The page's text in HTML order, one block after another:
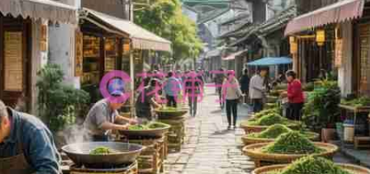
蜿蜒而上，两旁的茶园梯田像绿色的波浪层层铺开，空气里不